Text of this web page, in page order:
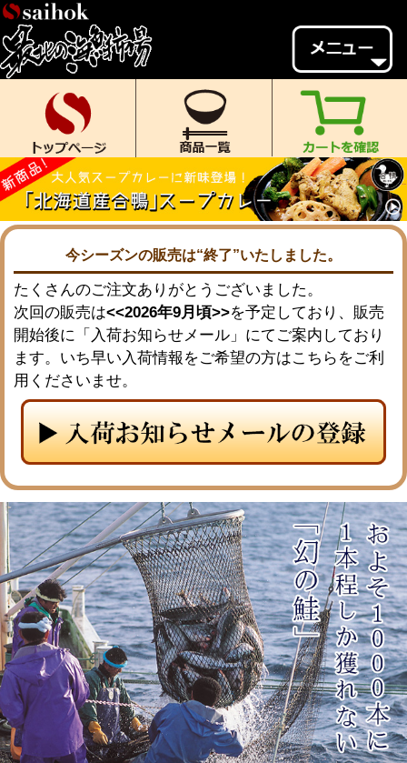
会員様メニュー
ゲスト
様、
いらっしゃいませ。
ご来店ありがとうございます。
新規会員登録 ログイン
MYページ MYクーポン
ポイント履歴 お気に入り
レビュー投稿 閲覧履歴
当店について
初めての方へ 送料・お支払い
返品について ご利用ガイド
メルマガ登録 お問合せ
今シーズンの販売は“終了”いたしました。
たくさんのご注文ありがとうございました。
次回の販売は<<2026年9月頃>>を予定しており、販売
開始後に「入荷お知らせメール」にてご案内しており
ます。いち早い入荷情報をご希望の方はこちらをご利
用くださいませ。